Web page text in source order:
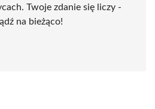
Twoje zdanie się liczy -
na bieżąco!